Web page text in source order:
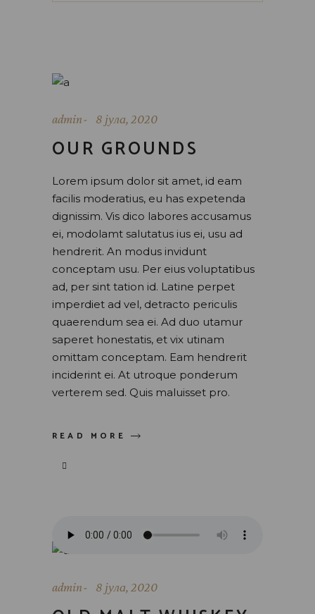
admin 8 јула, 2020
OUR GROUNDS
Lorem ipsum dolor sit amet, id eam
facilis moderatius, eu has expetenda
dignissim. Vis dico labores accusamus
ei, modolamt salutatus ius ei, usu ad
hendrerit. An modus invidunt
conceptam usu. Per eius voluptatibus
ad, per sint tation id. Latine perpet
imperdiet ad vel, detracto periculis
quaerendum sea ei. Ad duo utamur
saperet honestatis, et vix utinam
omittam conceptam. Eam hendrerit
inciderint ei. At utroque ponderum
verterem sed. Quis maluisset pro.
READ MORE
admin 8 јула, 2020